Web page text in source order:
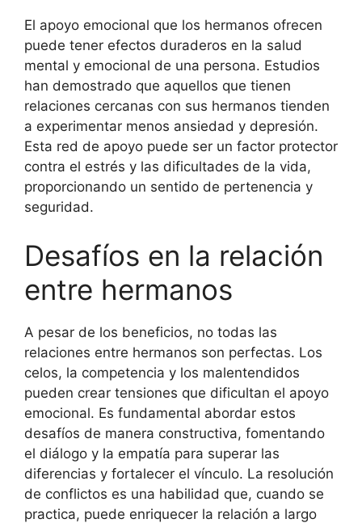
El apoyo emocional que los hermanos ofrecen
puede tener efectos duraderos en la salud
mental y emocional de una persona. Estudios
han demostrado que aquellos que tienen
relaciones cercanas con sus hermanos tienden
a experimentar menos ansiedad y depresión.
Esta red de apoyo puede ser un factor protector
contra el estrés y las dificultades de la vida,
proporcionando un sentido de pertenencia y
seguridad.
Desafíos en la relación
entre hermanos
A pesar de los beneficios, no todas las
relaciones entre hermanos son perfectas. Los
celos, la competencia y los malentendidos
pueden crear tensiones que dificultan el apoyo
emocional. Es fundamental abordar estos
desafíos de manera constructiva, fomentando
el diálogo y la empatía para superar las
diferencias y fortalecer el vínculo. La resolución
de conflictos es una habilidad que, cuando se
practica, puede enriquecer la relación a largo